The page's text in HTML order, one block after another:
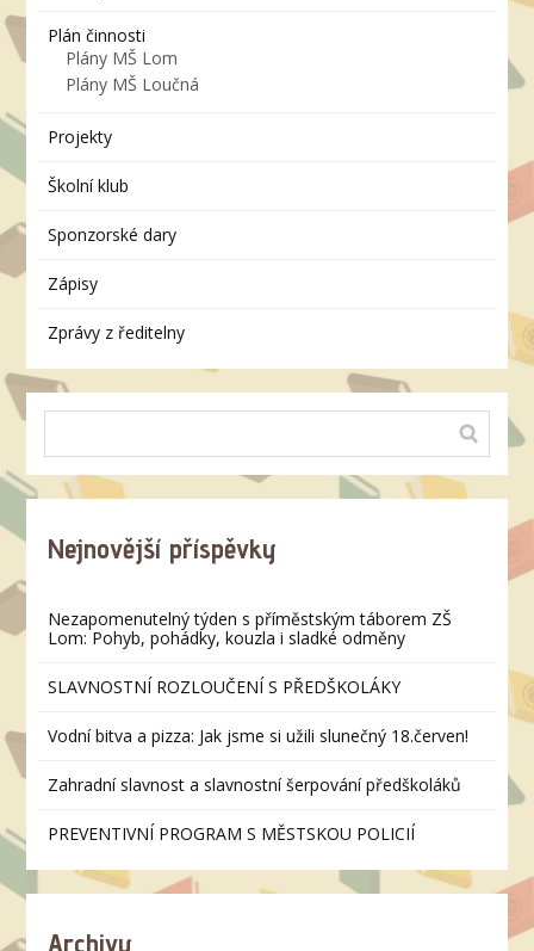
Plán činnosti
Plány MŠ Lom
Plány MŠ Loučná
Projekty
Školní klub
Sponzorské dary
Zápisy
Zprávy z ředitelny
Nejnovější příspěvky
Nezapomenutelný týden s příměstským táborem ZŠ
Lom: Pohyb, pohádky, kouzla i sladké odměny
SLAVNOSTNÍ ROZLOUČENÍ S PŘEDŠKOLÁKY
Vodní bitva a pizza: Jak jsme si užili slunečný 18.červen!
Zahradní slavnost a slavnostní šerpování předškoláků
PREVENTIVNÍ PROGRAM S MĚSTSKOU POLICIÍ
Archivy